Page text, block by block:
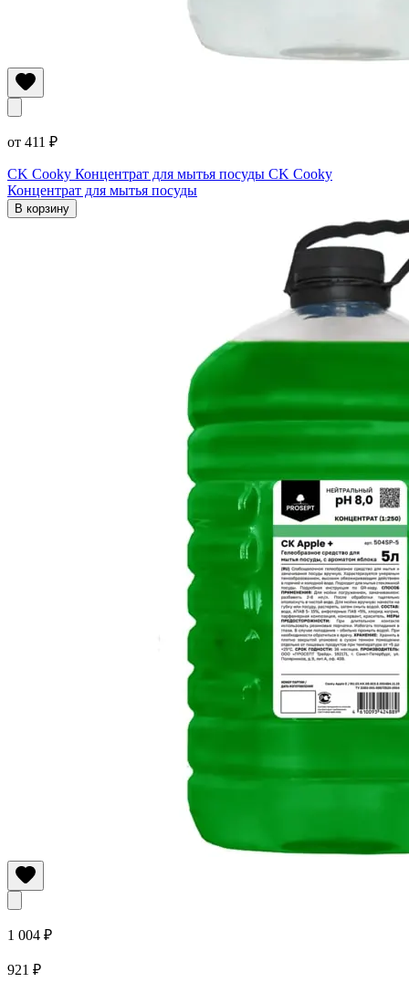
от 411 ₽
CK Cooky Концентрат для мытья посуды CK Cooky
Концентрат для мытья посуды
В корзину
1 004 ₽
921 ₽